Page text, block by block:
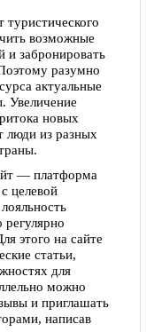
туристического
возможные
и забронировать
разумно
актуальные
Увеличение
новых
люди из разных
— платформа
целевой
регулярно
этого на сайте
статьи,
для
можно
и приглашать
написав